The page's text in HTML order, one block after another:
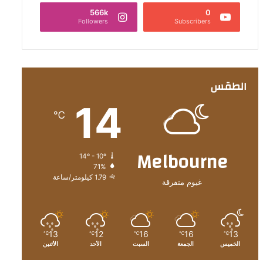
0
Subscribers
566k
Followers
الطقس
Melbourne
غيوم متفرقة
14
℃
14º - 10º
71%
1.79 كيلومتر/ساعة
13
℃
الخميس
16
℃
الجمعة
16
℃
السبت
12
℃
الأحد
13
℃
الأثنين